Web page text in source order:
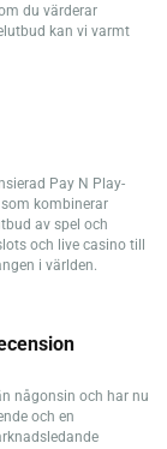
du värderar
kan vi varmt
Pay N Play-
kombinerar
av spel och
och live casino till
i världen.
någonsin och har nu
och en